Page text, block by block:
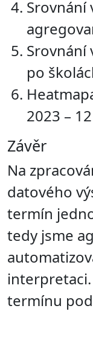
Srovnání
Srovnání
po
2023 –
Závěr
Na
datového
termín
tedy jsme
termínu